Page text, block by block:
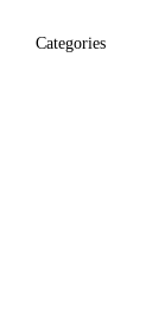
Categories